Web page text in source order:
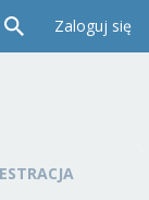
Zaloguj się